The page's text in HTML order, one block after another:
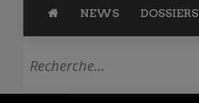
NEWS DOSSIERS